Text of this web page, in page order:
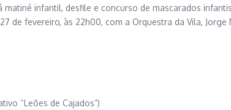
infantil, desfile e concurso de mascarados
de fevereiro, às 22h00, com a Orquestra da Vila, Jorge
“Leões de Cajados”)